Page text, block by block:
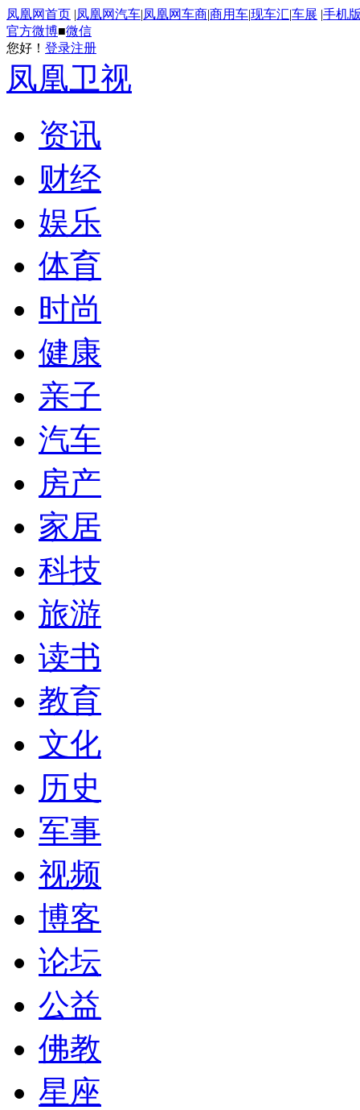
凤凰网首页 |凤凰网汽车|凤凰网车商|商用车|现车汇|车展 |手机
官方微博■微信
您好！ 登录注册
凤凰卫视
资讯
财经
娱乐
体育
时尚
健康
亲子
汽车
房产
家居
科技
旅游
读书
教育
文化
历史
军事
视频
博客
论坛
公益
佛教
星座